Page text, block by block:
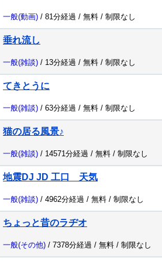
一般(動画) / 81分経過 / 無料 / 制限なし
垂れ流し
一般(雑談) / 13分経過 / 無料 / 制限なし
てきとうに
一般(雑談) / 63分経過 / 無料 / 制限なし
猫の居る風景♪
一般(雑談) / 14571分経過 / 無料 / 制限なし
地震DJ JD 工口 天気
一般(雑談) / 4962分経過 / 無料 / 制限なし
ちょっと昔のラヂオ
一般(その他) / 7378分経過 / 無料 / 制限なし